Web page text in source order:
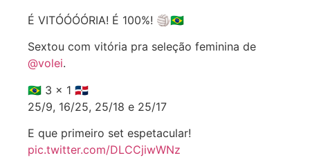
É VITÓÓÓÓRIA! É 100%! 🏐🇧🇷
Sextou com vitória pra seleção feminina de
@volei.
🇧🇷 3 x 1 🇩🇴
25/9, 16/25, 25/18 e 25/17
E que primeiro set espetacular!
pic.twitter.com/DLCCjiwWNz